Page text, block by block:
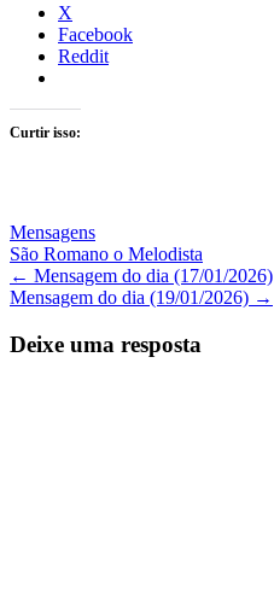
X
Facebook
Reddit
Curtir isso:
Mensagens
São Romano o Melodista
Navegação
de
Posts
← Mensagem do dia (17/01/2026)
Mensagem do dia (19/01/2026) →
Deixe uma resposta